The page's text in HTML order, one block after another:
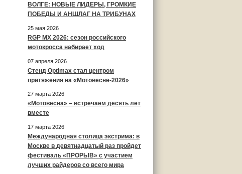
ВОЛГЕ: НОВЫЕ ЛИДЕРЫ, ГРОМКИЕ
ПОБЕДЫ И АНШЛАГ НА ТРИБУНАХ
25 мая 2026
RGP MX 2026: сезон российского
мотокросса набирает ход
07 апреля 2026
Стенд Optimax стал центром
притяжения на «Мотовесне-2026»
27 марта 2026
«Мотовесна» – встречаем десять лет
вместе
17 марта 2026
Международная столица экстрима: в
Москве в девятнадцатый раз пройдет
фестиваль «ПРОРЫВ» с участием
лучших райдеров со всего мира